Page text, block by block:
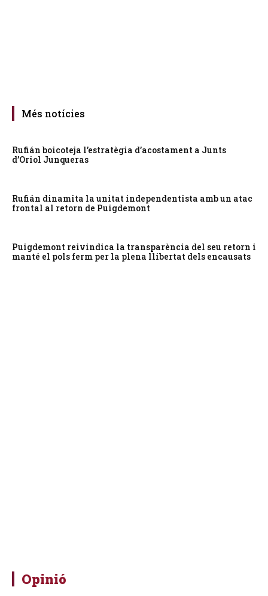
Més notícies
Rufián boicoteja l’estratègia d’acostament a Junts
d’Oriol Junqueras
Rufián dinamita la unitat independentista amb un atac
frontal al retorn de Puigdemont
Puigdemont reivindica la transparència del seu retorn i
manté el pols ferm per la plena llibertat dels encausats
Opinió